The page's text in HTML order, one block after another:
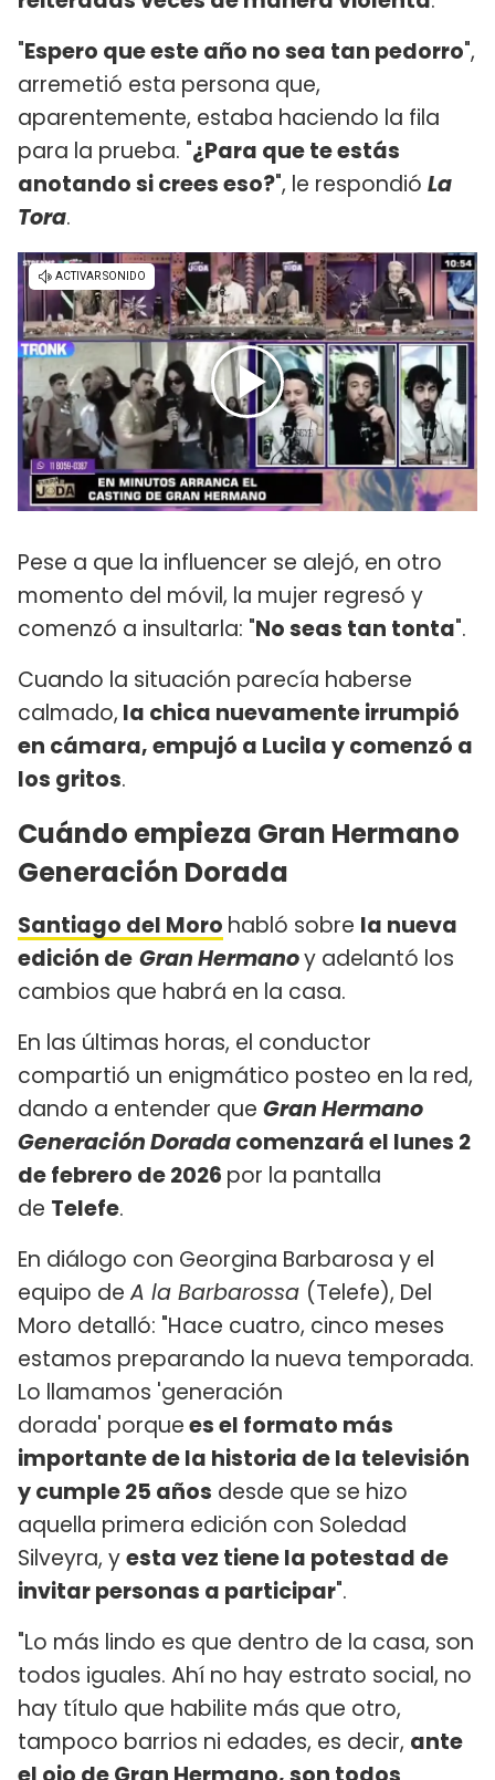
"Espero que este año no sea tan pedorro",
arremetió esta persona que,
aparentemente, estaba haciendo la fila
para la prueba. "¿Para que te estás
anotando si crees eso?", le respondió La
Tora.
Pese a que la influencer se alejó, en otro
momento del móvil, la mujer regresó y
comenzó a insultarla: "No seas tan tonta".
Cuando la situación parecía haberse
calmado, la chica nuevamente irrumpió
en cámara, empujó a Lucila y comenzó a
los gritos.
Cuándo empieza Gran Hermano
Generación Dorada
Santiago del Moro habló sobre la nueva
edición de Gran Hermanoy adelantó los
cambios que habrá en la casa.
En las últimas horas, el conductor
compartió un enigmático posteo en la red,
dando a entender que Gran Hermano
Generación Doradacomenzará el lunes 2
de febrero de 2026 por la pantalla
de Telefe.
En diálogo con Georgina Barbarosa y el
equipo deA la Barbarossa (Telefe), Del
Moro detalló: "Hace cuatro, cinco meses
estamos preparando la nueva temporada.
Lo llamamos 'generación
dorada' porquees el formato más
importante de la historia de la televisión
y cumple 25 años desde que se hizo
aquella primera edición con Soledad
Silveyra, yesta vez tiene la potestad de
invitar personas a participar".
"Lo más lindo es que dentro de la casa, son
todos iguales. Ahí no hay estrato social, no
hay título que habilite más que otro,
tampoco barrios ni edades, es decir, ante